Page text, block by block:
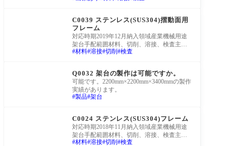
C0039 ステンレス(SUS304)摺動面用
フレーム
対応時期2019年12月納入領域産業機械用途
架台手配範囲材料、切削、溶接、検査主要
材質SUS304主な板厚6mm, 12mm, 16mm概略
材料 溶接 切削 検査
Q0032 架台の製作は可能ですか。
可能です。2200mm×2200mm×3400mmの製作
実績があります。
製品 架台
C0024 ステンレス(SUS304)フレーム
対応時期2018年11月納入領域産業機械用途
架台手配範囲材料、切削、溶接、検査主要
材質SUS304主な板厚5mm, 22mm概略寸法18
材料 溶接 切削 検査